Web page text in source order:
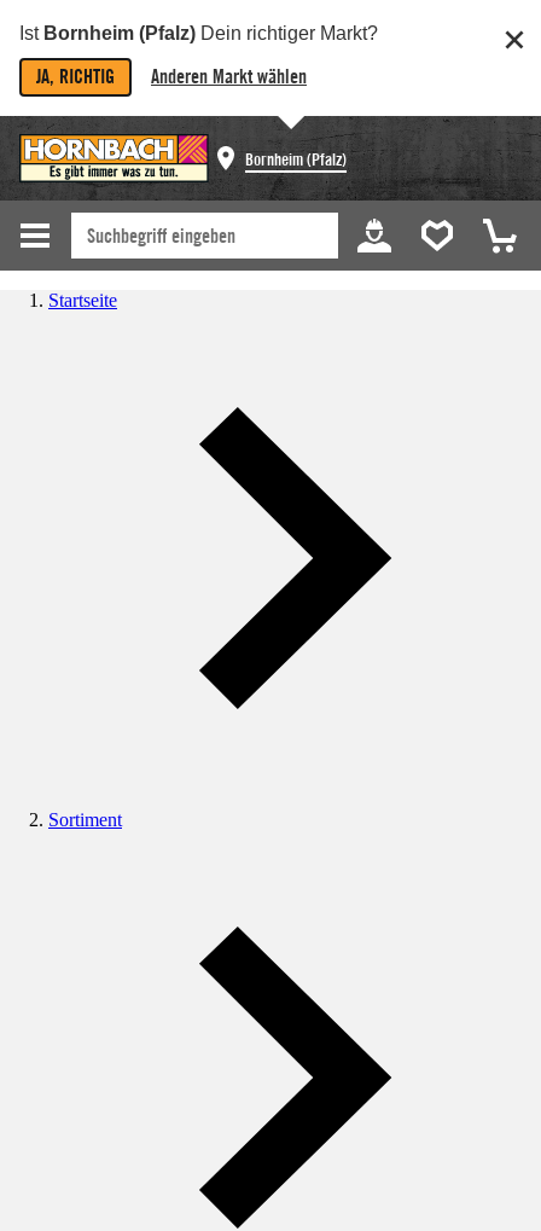
Ist Bornheim (Pfalz) Dein richtiger Markt?
JA, RICHTIG Anderen Markt wählen
Bornheim (Pfalz)
Startseite
Sortiment